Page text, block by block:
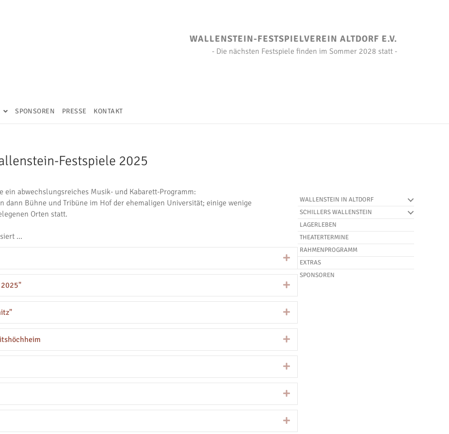
WALLENSTEIN-FESTSPIELVEREIN ALTDORF E.V.
- Die nächsten Festspiele finden im Sommer 2028 statt -
SPONSOREN PRESSE KONTAKT
Festspiele 2025
ein abwechslungsreiches Musik- und Kabarett-Programm:
dann Bühne und Tribüne im Hof der ehemaligen Universität; einige wenige
Orten statt.
…
Expand
2025" Expand
Expand
Expand
Expand
Expand
Expand
WALLENSTEIN IN ALTDORF
SCHILLERS WALLENSTEIN
LAGERLEBEN
THEATERTERMINE
RAHMENPROGRAMM
EXTRAS
SPONSOREN